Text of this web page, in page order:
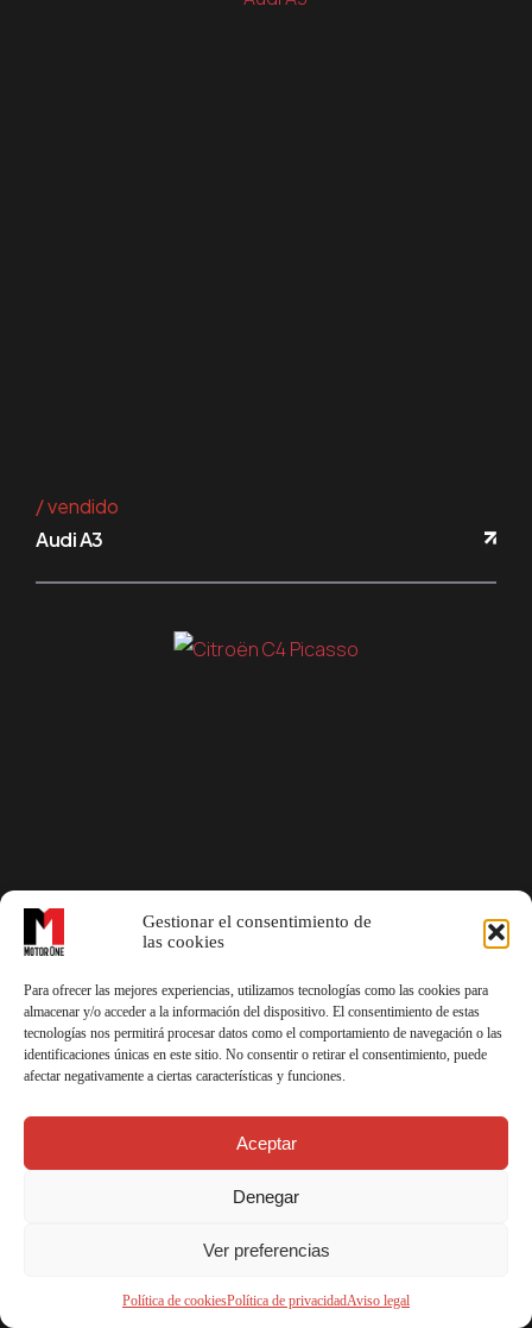
Gestionar el consentimiento de
las cookies
Para ofrecer las mejores experiencias, utilizamos tecnologías como las cookies para
almacenar y/o acceder a la información del dispositivo. El consentimiento de estas
tecnologías nos permitirá procesar datos como el comportamiento de navegación o las
identificaciones únicas en este sitio. No consentir o retirar el consentimiento, puede
afectar negativamente a ciertas características y funciones.
Aceptar
Denegar
Ver preferencias
Política de cookiesPolítica de privacidadAviso legal
vendido
Audi A3